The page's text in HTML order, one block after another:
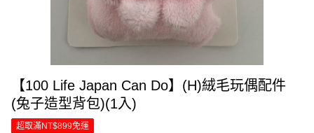
【100 Life Japan Can Do】(H)絨毛玩偶配件
(兔子造型背包)(1入)
超取滿NT$899免運